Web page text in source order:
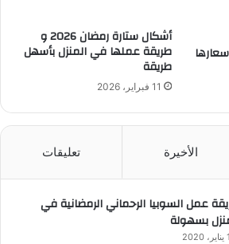
2026 .. أسعارها
أشكال ستارة رمضان 2026 و
طريقة عملها في المنزل بأسهل
طريقة
11 فبراير، 2026
الأخيرة تعليقات
عمل السوبيا الرحماني الرمضانية في
بسهولة
1 يناير، 2020